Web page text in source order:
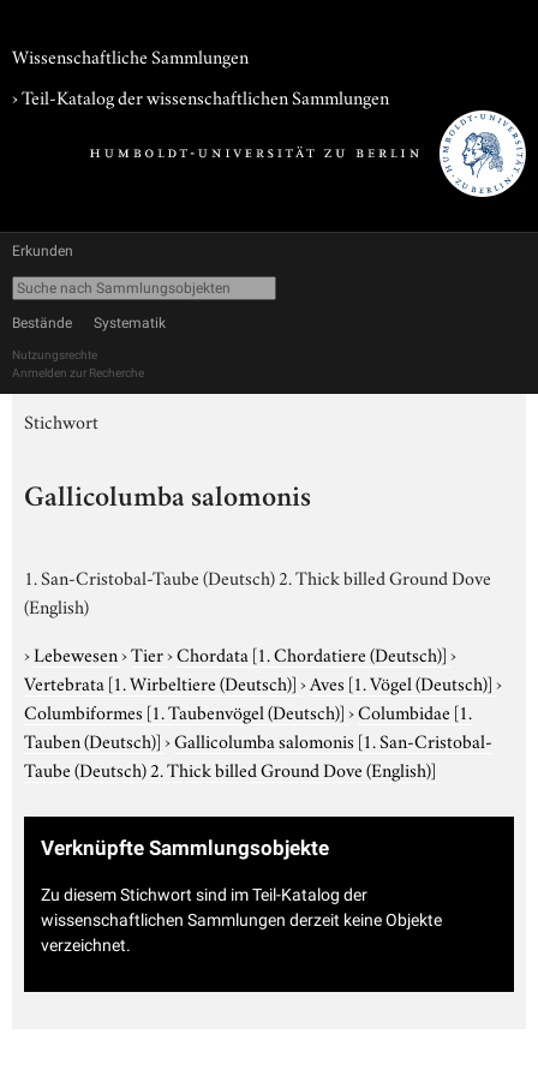
Wissenschaftliche Sammlungen
› Teil-Katalog der wissenschaftlichen Sammlungen
Erkunden
Bestände Systematik
Nutzungsrechte
Anmelden zur Recherche
Stichwort
Gallicolumba salomonis
1. San-Cristobal-Taube (Deutsch) 2. Thick billed Ground Dove
(English)
›Lebewesen›Tier›Chordata [1. Chordatiere (Deutsch)]›
Vertebrata [1. Wirbeltiere (Deutsch)]›Aves [1. Vögel (Deutsch)]›
Columbiformes [1. Taubenvögel (Deutsch)]›Columbidae [1.
Tauben (Deutsch)]›Gallicolumba salomonis [1. San-Cristobal-
Taube (Deutsch) 2. Thick billed Ground Dove (English)]
Verknüpfte Sammlungsobjekte
Zu diesem Stichwort sind im Teil-Katalog der
wissenschaftlichen Sammlungen derzeit keine Objekte
verzeichnet.